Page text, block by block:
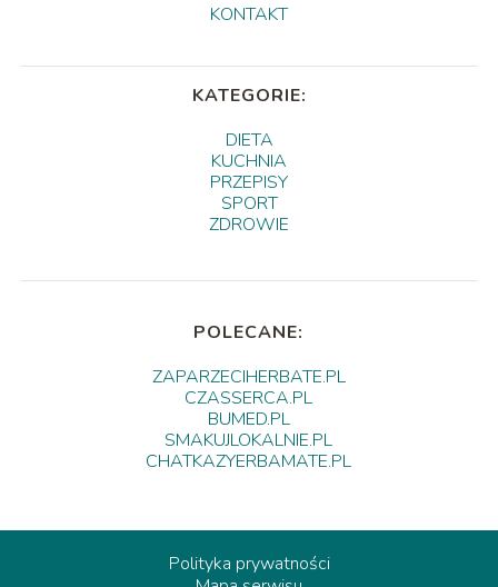
KONTAKT
KATEGORIE:
DIETA
KUCHNIA
PRZEPISY
SPORT
ZDROWIE
POLECANE:
ZAPARZECIHERBATE.PL
CZASSERCA.PL
BUMED.PL
SMAKUJLOKALNIE.PL
CHATKAZYERBAMATE.PL
Polityka prywatności